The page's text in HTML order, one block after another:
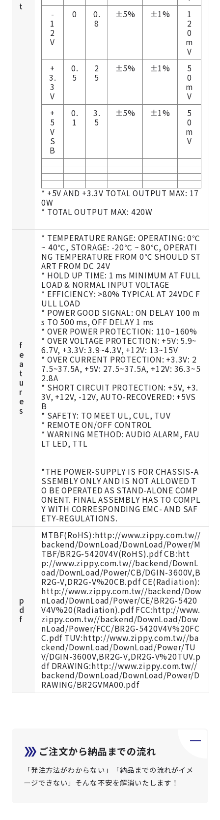
t
-
1
2
V
0
0.
8
±5% ±1%
1
2
0
m
V
+
3.
3
V
0.
5
2
5
±5% ±1%
5
0
m
V
+
5
V
S
B
0.
1
3.
5
±5% ±1%
5
0
m
V
* +5V AND +3.3V TOTAL OUTPUT MAX: 17
0W
* TOTAL OUTPUT MAX: 420W
f
e
a
t
u
r
e
s
* TEMPERATURE RANGE: OPERATING: 0℃
~ 40℃, STORAGE: -20℃ ~ 80℃, OPERATI
NG TEMPERATURE FROM 0℃ SHOULD ST
ART FROM DC 24V
* HOLD UP TIME: 1 ms MINIMUM AT FULL
LOAD & NORMAL INPUT VOLTAGE
* EFFICIENCY: >80% TYPICAL AT 24VDC F
ULL LOAD
* POWER GOOD SIGNAL: ON DELAY 100 m
s TO 500 ms, OFF DELAY 1 ms
* OVER POWER PROTECTION: 110~160%
* OVER VOLTAGE PROTECTION: +5V: 5.9~
6.7V, +3.3V: 3.9~4.3V, +12V: 13~15V
* OVER CURRENT PROTECTION: +3.3V: 2
7.5~37.5A, +5V: 27.5~37.5A, +12V: 36.3~5
2.8A
* SHORT CIRCUIT PROTECTION: +5V, +3.
3V, +12V, -12V, AUTO-RECOVERED: +5VS
B
* SAFETY: TO MEET UL, CUL, TUV
* REMOTE ON/OFF CONTROL
* WARNING METHOD: AUDIO ALARM, FAU
LT LED, TTL
*THE POWER-SUPPLY IS FOR CHASSIS-A
SSEMBLY ONLY AND IS NOT ALLOWED T
O BE OPERATED AS STAND-ALONE COMP
ONENT. FINAL ASSEMBLY HAS TO COMPL
Y WITH CORRESPONDING EMC- AND SAF
ETY-REGULATIONS.
p
d
f
MTBF(RoHS):http://www.zippy.com.tw//
backend/DownLoad/DownLoad/Power/M
TBF/BR2G-5420V4V(RoHS).pdf CB:htt
p://www.zippy.com.tw//backend/DownL
oad/DownLoad/Power/CB/DGIN-3600V,B
R2G-V,DR2G-V%20CB.pdf CE(Radiation):
http://www.zippy.com.tw//backend/Dow
nLoad/DownLoad/Power/CE/BR2G-5420
V4V%20(Radiation).pdf FCC:http://www.
zippy.com.tw//backend/DownLoad/Dow
nLoad/Power/FCC/BR2G-5420V4V%20FC
C.pdf TUV:http://www.zippy.com.tw//ba
ckend/DownLoad/DownLoad/Power/TU
V/DGIN-3600V,BR2G-V,DR2G-V%20TUV.p
df DRAWING:http://www.zippy.com.tw//
backend/DownLoad/DownLoad/Power/D
RAWING/BR2GVMA00.pdf
ご注文から納品までの流れ
「発注方法がわからない」「納品までの流れがイメ
ージできない」そんな不安を解消いたします！